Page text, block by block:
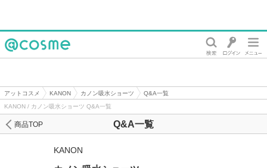
アットコスメ KANON カノン吸水ショーツ
Q&A一覧
KANON / カノン吸水ショーツ Q&A一覧
Q&A一覧
商品TOP
KANON